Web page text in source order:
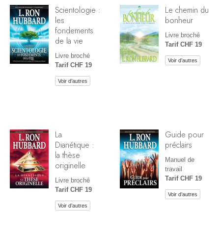
Scientologie :
les
fondements
de la vie
Livre broché
Tarif CHF 19
Voir d’autres
Le chemin du
bonheur
Livre broché
Tarif CHF 19
Voir d’autres
La
Dianétique :
la thèse
originelle
Livre broché
Tarif CHF 19
Voir d’autres
Guide pour
préclairs
Manuel de
travail
Tarif CHF 19
Voir d’autres